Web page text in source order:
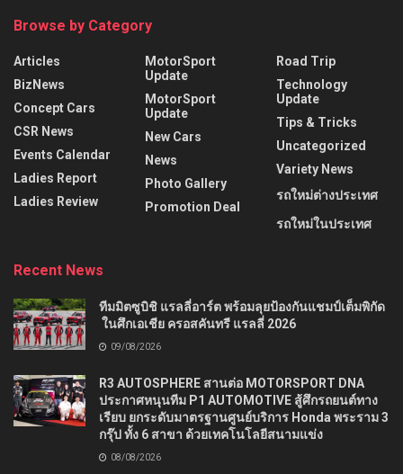
Browse by Category
Articles
BizNews
Concept Cars
CSR News
Events Calendar
Ladies Report
Ladies Review
MotorSport
Update
MotorSport
Update
New Cars
News
Photo Gallery
Promotion Deal
Road Trip
Technology
Update
Tips & Tricks
Uncategorized
Variety News
รถใหม่ต่างประเทศ
รถใหม่ในประเทศ
Recent News
ทีมมิตซูบิชิ แรลลี่อาร์ต พร้อมลุยป้องกันแชมป์เต็มพิกัด
ในศึกเอเชีย ครอสคันทรี แรลลี่ 2026
09/08/2026
R3 AUTOSPHERE สานต่อ MOTORSPORT DNA
ประกาศหนุนทีม P1 AUTOMOTIVE สู้ศึกรถยนต์ทาง
เรียบ ยกระดับมาตรฐานศูนย์บริการ Honda พระราม 3
กรุ๊ป ทั้ง 6 สาขา ด้วยเทคโนโลยีสนามแข่ง
08/08/2026